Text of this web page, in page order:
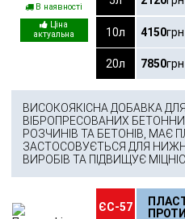
В наявності
10л 4150грн
20л 7850грн
ВИСОКОЯКІСНА ДОБАВКА
ВІБРОПРЕСОВАНИХ
РОЗЧИНІВ ТА БЕТОНІВ, МАЄ
ЗАСТОСОВУЄТЬСЯ ДЛЯ
ВИРОБІВ ТА ПІДВИЩУЄ
ЄС-57